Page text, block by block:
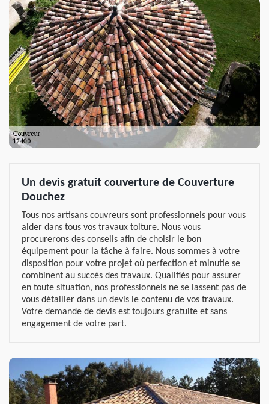
Un devis gratuit couverture de Couverture
Douchez
Tous nos artisans couvreurs sont professionnels pour vous
aider dans tous vos travaux toiture. Nous vous
procurerons des conseils afin de choisir le bon
équipement pour la tâche à faire. Nous sommes à votre
disposition pour votre projet où perfection et minutie se
combinent au succès des travaux. Qualifiés pour assurer
en toute situation, nos professionnels ne se lassent pas de
vous détailler dans un devis le contenu de vos travaux.
Votre demande de devis est toujours gratuite et sans
engagement de votre part.